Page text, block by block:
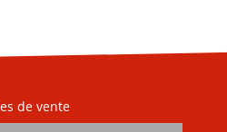
de vente